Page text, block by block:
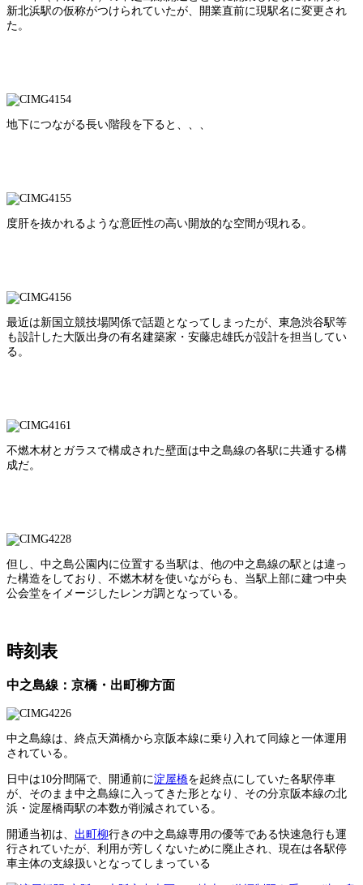
新北浜駅の仮称がつけられていたが、開業直前に現駅名に変更され
た。
地下につながる長い階段を下ると、、、
度肝を抜かれるような意匠性の高い開放的な空間が現れる。
最近は新国立競技場関係で話題となってしまったが、東急渋谷駅等
も設計した大阪出身の有名建築家・安藤忠雄氏が設計を担当してい
る。
不燃木材とガラスで構成された壁面は中之島線の各駅に共通する構
成だ。
但し、中之島公園内に位置する当駅は、他の中之島線の駅とは違っ
た構造をしており、不燃木材を使いながらも、当駅上部に建つ中央
公会堂をイメージしたレンガ調となっている。
時刻表
中之島線：京橋・出町柳方面
中之島線は、終点天満橋から京阪本線に乗り入れて同線と一体運用
されている。
日中は10分間隔で、開通前に淀屋橋を起終点にしていた各駅停車
が、そのまま中之島線に入ってきた形となり、その分京阪本線の北
浜・淀屋橋両駅の本数が削減されている。
開通当初は、 出町柳行きの中之島線専用の優等である快速急行も運
行されていたが、利用が芳しくないために廃止され、現在は各駅停
車主体の支線扱いとなってしまっている